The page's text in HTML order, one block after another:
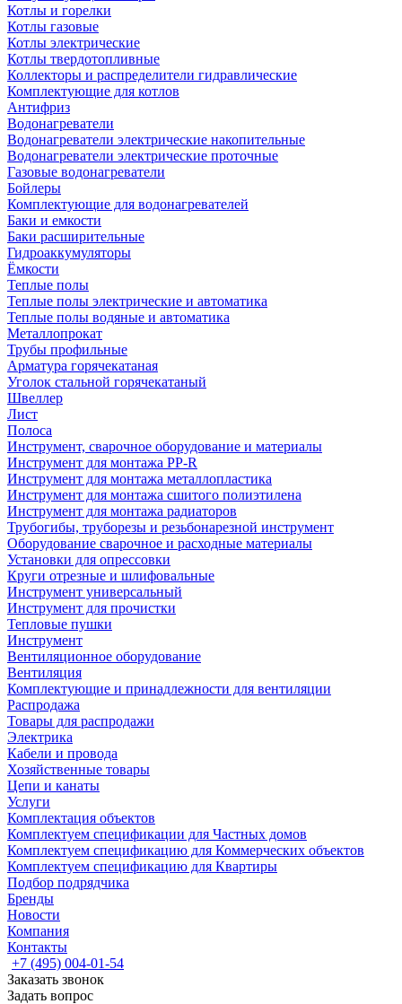
Котлы и горелки
Котлы газовые
Котлы электрические
Котлы твердотопливные
Коллекторы и распределители гидравлические
Комплектующие для котлов
Антифриз
Водонагреватели
Водонагреватели электрические накопительные
Водонагреватели электрические проточные
Газовые водонагреватели
Бойлеры
Комплектующие для водонагревателей
Баки и емкости
Баки расширительные
Гидроаккумуляторы
Ёмкости
Теплые полы
Теплые полы электрические и автоматика
Теплые полы водяные и автоматика
Металлопрокат
Трубы профильные
Арматура горячекатаная
Уголок стальной горячекатаный
Швеллер
Лист
Полоса
Инструмент, сварочное оборудование и материалы
Инструмент для монтажа PP-R
Инструмент для монтажа металлопластика
Инструмент для монтажа сшитого полиэтилена
Инструмент для монтажа радиаторов
Трубогибы, труборезы и резьбонарезной инструмент
Оборудование сварочное и расходные материалы
Установки для опрессовки
Круги отрезные и шлифовальные
Инструмент универсальный
Инструмент для прочистки
Тепловые пушки
Инструмент
Вентиляционное оборудование
Вентиляция
Комплектующие и принадлежности для вентиляции
Распродажа
Товары для распродажи
Электрика
Кабели и провода
Хозяйственные товары
Цепи и канаты
Услуги
Комплектация объектов
Комплектуем спецификации для Частных домов
Комплектуем спецификацию для Коммерческих объектов
Комплектуем спецификацию для Квартиры
Подбор подрядчика
Бренды
Новости
Компания
Контакты
+7 (495) 004-01-54
Заказать звонок
Задать вопрос